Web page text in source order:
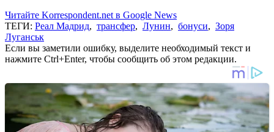
Читайте Korrespondent.net в Google News
ТЕГИ: Реал Мадрид, трансфер, Лунин, бонуси, Зоря
Луганськ
Если вы заметили ошибку, выделите необходимый текст и
нажмите Ctrl+Enter, чтобы сообщить об этом редакции.